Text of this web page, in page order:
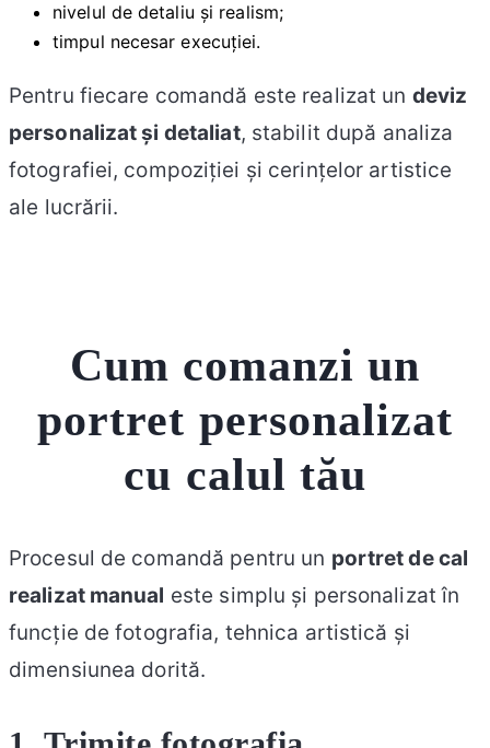
nivelul de detaliu și realism;
timpul necesar execuției.
Pentru fiecare comandă este realizat un deviz
personalizat și detaliat, stabilit după analiza
fotografiei, compoziției și cerințelor artistice
ale lucrării.
Cum comanzi un
portret personalizat
cu calul tău
Procesul de comandă pentru un portret decal
realizat manual este simplu și personalizat în
funcție de fotografia, tehnica artistică și
dimensiunea dorită.